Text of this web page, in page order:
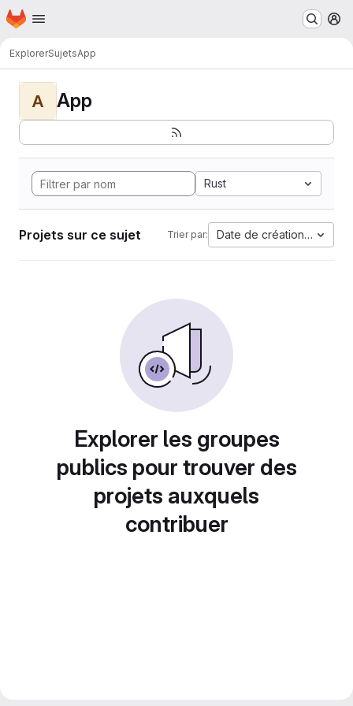
Passer au contenu principal
Page d'accueil
ExplorerSujetsApp
A App
Rust
Projets sur ce sujet Trier par: Date de création la plus
Explorer les groupes
publics pour trouver des
projets auxquels
contribuer